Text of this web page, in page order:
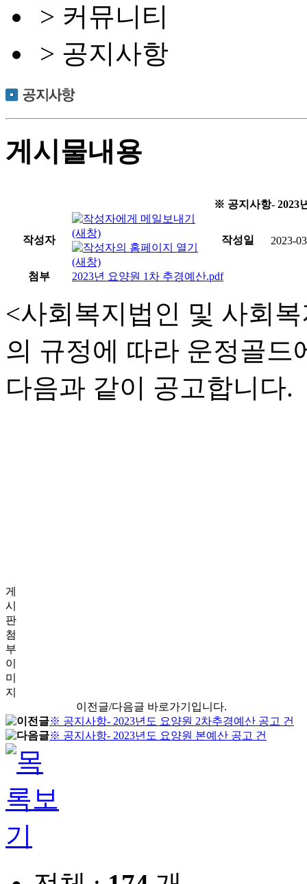
> 커뮤니티
> 공지사항
게시물내용
※ 공지사항- 2023
작성자 작성일 2023-
첨부 2023년 요양원 1차 추경예산.pdf
<사회복지법인 및 사회
의 규정에 따라 운정골드
다음과 같이 공고합니다.
게
시
판
첨
부
이
미
지
이전글/다음글 바로가기입니다.
※ 공지사항- 2023년도 요양원 2차추경예산 공고 건
※ 공지사항- 2023년도 요양원 본예산 공고 건